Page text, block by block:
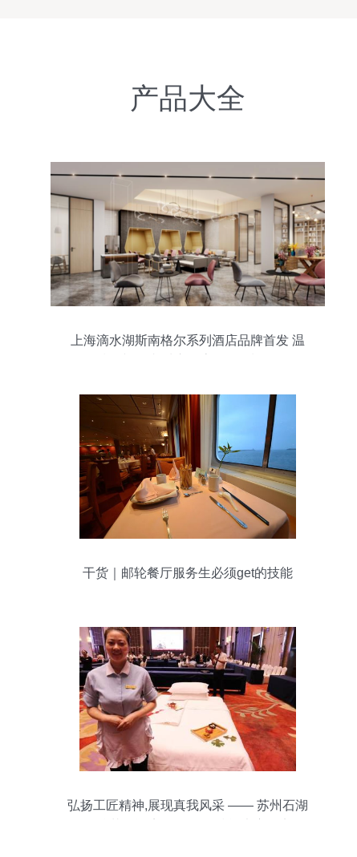
产品大全
上海滴水湖斯南格尔系列酒店品牌首发 温
干货｜邮轮餐厅服务生必须get的技能
弘扬工匠精神,展现真我风采 —— 苏州石湖